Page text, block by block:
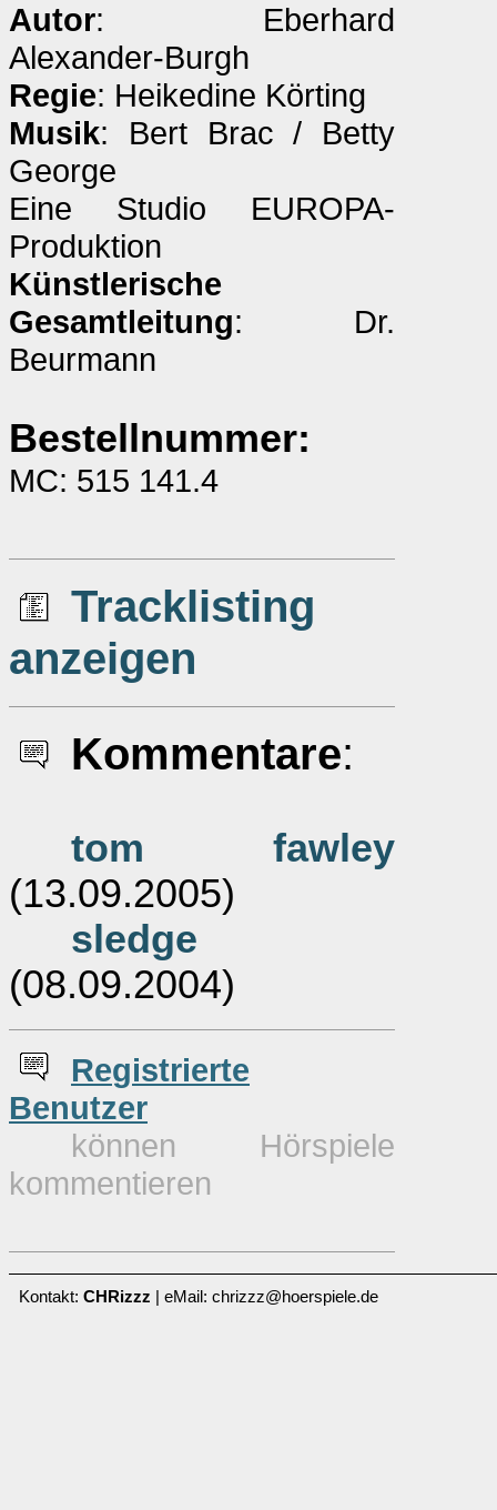
Autor: Eberhard
Alexander-Burgh
Regie: Heikedine Körting
Musik: Bert Brac / Betty
George
Eine Studio EUROPA-
Produktion
Künstlerische
Gesamtleitung: Dr.
Beurmann
Bestellnummer:
MC: 515 141.4
Tracklisting
anzeigen
Kommentare:
tom fawley
(13.09.2005)
sledge
(08.09.2004)
Registrierte
Benutzer
können Hörspiele
kommentieren
Kontakt: CHRizzz | eMail: chrizzz@hoerspiele.de